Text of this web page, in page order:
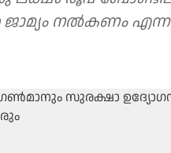
ജാമ്യം നൽകണം